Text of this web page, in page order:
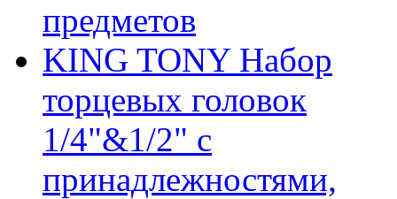
предметов
KING TONY Набор
торцевых головок
1/4"&1/2" с
принадлежностями,